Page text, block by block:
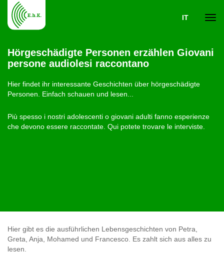
IT
Hörgeschädigte Personen erzählen Giovani
persone audiolesi raccontano
Hier findet ihr interessante Geschichten über hörgeschädigte
Personen. Einfach schauen und lesen...
Più spesso i nostri adolescenti o giovani adulti fanno esperienze
che devono essere raccontate. Qui potete trovare le interviste.
Hier gibt es die ausführlichen Lebensgeschichten von Petra,
Greta, Anja, Mohamed und Francesco. Es zahlt sich aus alles zu
lesen.